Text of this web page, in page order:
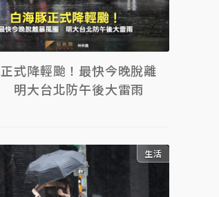
式降輕颱！最快今晚脫離
明大台北防午後大雷雨
生活